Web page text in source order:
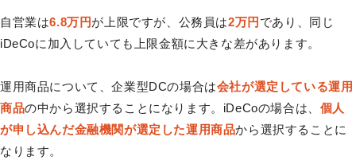
自営業は6.8万円が上限ですが、公務員は2万円 であり、同じ
iDeCoに加入していても上限金額に大きな差があります。
運用商品について、企業型DCの場合は会社が選定している運用
商品の中から選択することになります。iDeCoの場合は、 個人
が申し込んだ金融機関が選定した運用商品から選択することに
なります。